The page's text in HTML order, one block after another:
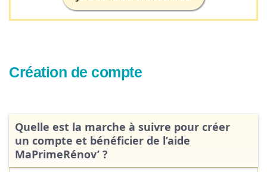
Création de compte
Quelle est la marche à suivre pour créer
un compte et bénéficier de l’aide
MaPrimeRénov’ ?